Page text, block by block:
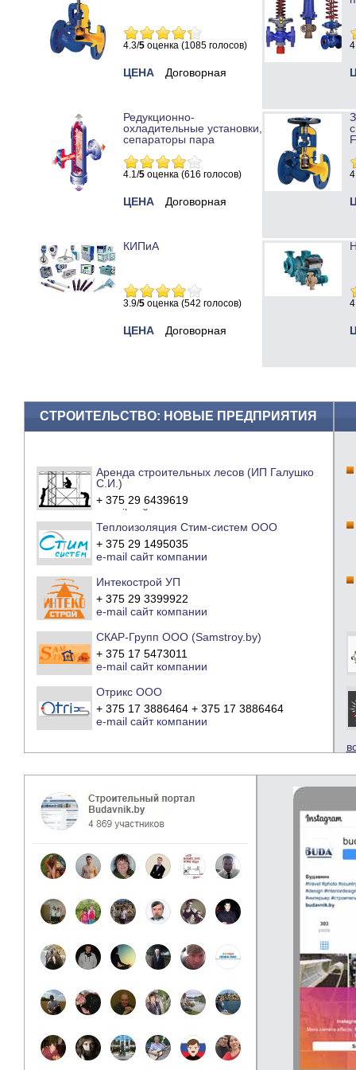
4.3/5 оценка (1085 голосов)
ЦЕНА Договорная
Редукционно-
охладительные установки,
сепараторы пара
4.1/5 оценка (616 голосов)
ЦЕНА Договорная
КИПиА
3.9/5 оценка (542 голосов)
ЦЕНА Договорная
СТРОИТЕЛЬСТВО: НОВЫЕ ПРЕДПРИЯТИЯ
Аренда строительных лесов (ИП Галушко
С.И.)
+ 375 29 6439619
e-mail
сайт компании
Теплоизоляция Стим-систем ООО
+ 375 29 1495035
e-mail сайт компании
Интекострой УП
+ 375 29 3399922
e-mail сайт компании
СКАР-Групп ООО (Samstroy.by)
+ 375 17 5473011
e-mail сайт компании
Отрикс ООО
+ 375 17 3886464 + 375 17 3886464
e-mail сайт компании